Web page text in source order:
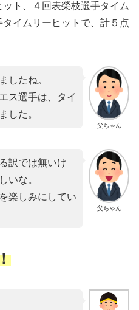
ト、４回表榮枝選手タイム
イムリーヒットで、計５点
父ちゃん
したね。
ス選手は、タイ
した。
父ちゃん
訳では無いけ
いな。
楽しみにしてい